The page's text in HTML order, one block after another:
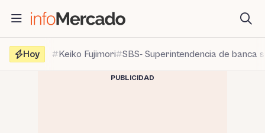
contenido
Hoy
Keiko Fujimori SBS- Superintendencia de banca
PUBLICIDAD